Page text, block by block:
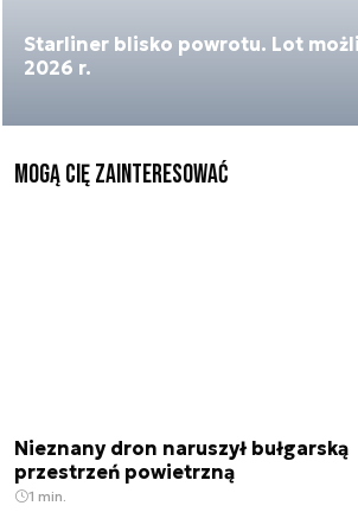
Starliner blisko powrotu. Lot
2026 r.
Mogą Cię zainteresować
Nieznany dron naruszył bułgarską
przestrzeń powietrzną
1 min.